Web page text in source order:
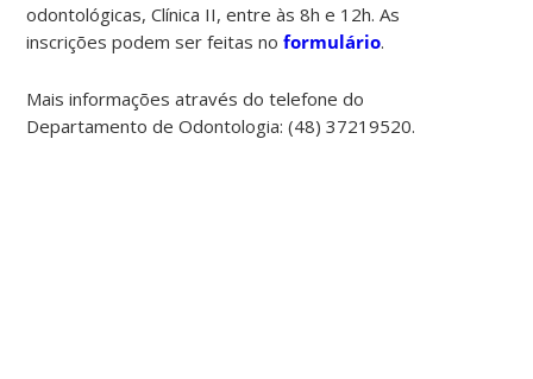
odontológicas, Clínica II, entre às 8h e 12h. As
inscrições podem ser feitas noformulário.
Mais informações através do telefone do
Departamento de Odontologia: (48) 37219520.